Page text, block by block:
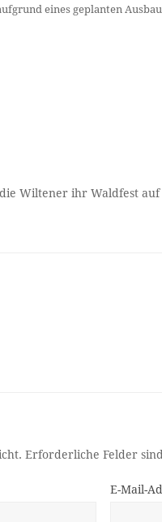
eines geplanten
Wiltener ihr Waldfest
Erforderliche Felder
E-Mail-